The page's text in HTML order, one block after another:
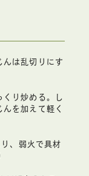
んは乱切りにす
くり炒める。し
を加えて軽く
、弱火で具材